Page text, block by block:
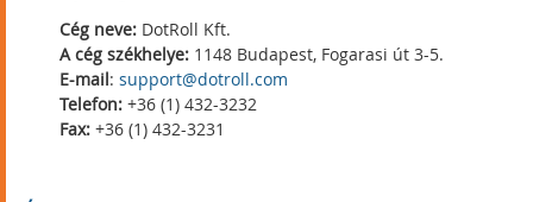
Cég neve: DotRoll Kft.
A cég székhelye: 1148 Budapest, Fogarasi út 3-5.
E-mail: support@dotroll.com
Telefon: +36 (1) 432-3232
Fax: +36 (1) 432-3231